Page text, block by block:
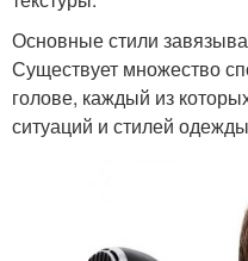
Основные стили
Существует множество
голове, каждый из
ситуаций и стилей